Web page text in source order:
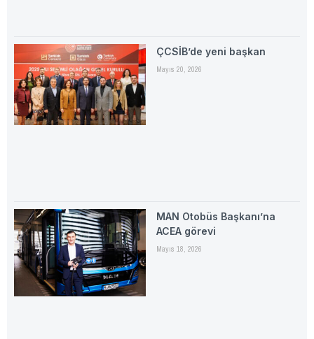
ÇCSİB’de yeni başkan
Mayıs 20, 2026
MAN Otobüs Başkanı’na
ACEA görevi
Mayıs 18, 2026